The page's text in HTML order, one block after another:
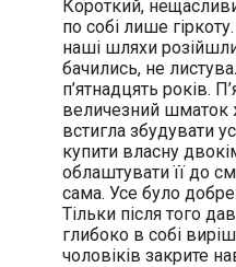
Короткий,
по собі лише
наші шляхи
бачились, не
п’ятнадцять років.
величезний шматок
встигла збудувати
купити власну
облаштувати її до
сама. Усе було добре:
Тільки після того
глибоко в собі
чоловіків закрите